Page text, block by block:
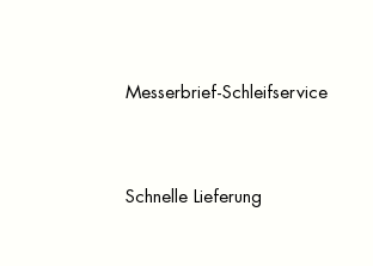
Messerbrief-Schleifservice
Schnelle Lieferung